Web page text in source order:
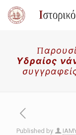
Υδραίος
Published by